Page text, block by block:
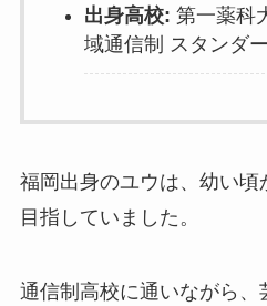
出身高校: 第一薬科
域通信制 スタンダ
福岡出身のユウは、幼い頃
目指していました。
通信制高校に通いながら、